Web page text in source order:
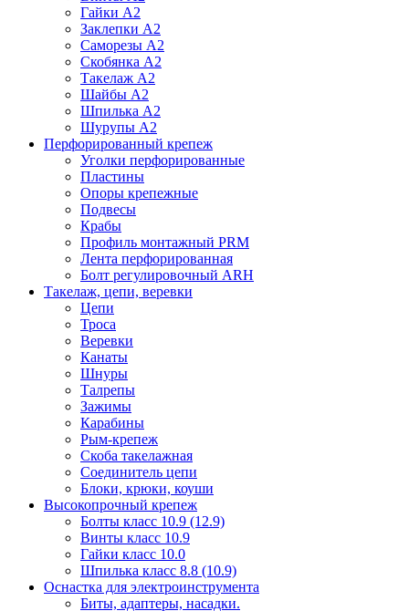
Гайки А2
Заклепки А2
Саморезы А2
Скобянка А2
Такелаж А2
Шайбы А2
Шпилька А2
Шурупы А2
Перфорированный крепеж
Уголки перфорированные
Пластины
Опоры крепежные
Подвесы
Крабы
Профиль монтажный PRM
Лента перфорированная
Болт регулировочный ARH
Такелаж, цепи, веревки
Цепи
Троса
Веревки
Канаты
Шнуры
Талрепы
Зажимы
Карабины
Рым-крепеж
Скоба такелажная
Соединитель цепи
Блоки, крюки, коуши
Высокопрочный крепеж
Болты класс 10.9 (12.9)
Винты класс 10.9
Гайки класс 10.0
Шпилька класс 8.8 (10.9)
Оснастка для электроинструмента
Биты, адаптеры, насадки.